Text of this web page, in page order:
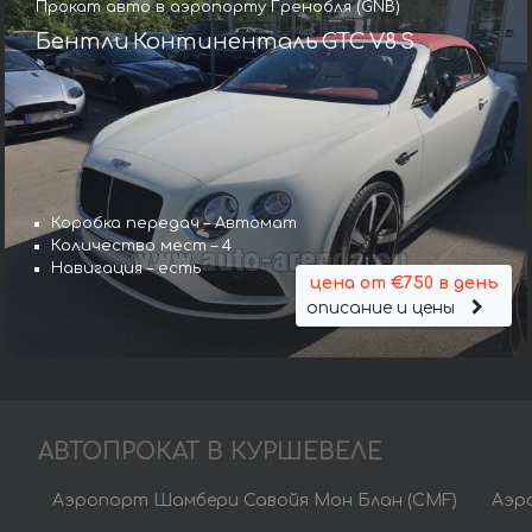
Прокат авто в аэропорту Гренобля (GNB)
Бентли Континенталь GTC V8 S
Коробка передач – Автомат
Количество мест – 4
Навигация – есть
цена от €750 в день
описание и цены
АВТОПРОКАТ В КУРШЕВЕЛЕ
Аэропорт Шамбери Савойя Мон Блан (CMF)